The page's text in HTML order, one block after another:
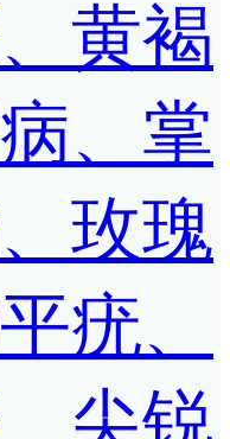
黄褐
、掌
玫瑰
疣、
尖锐